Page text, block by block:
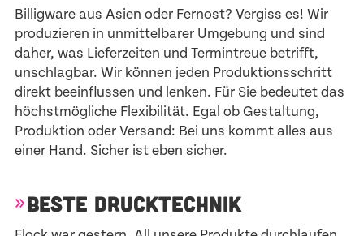
Billigware aus Asien oder Fernost? Vergiss es! Wir
produzieren in unmittelbarer Umgebung und sind
daher, was Lieferzeiten und Termintreue betrifft,
unschlagbar. Wir können jeden Produktionsschritt
direkt beeinflussen und lenken. Für Sie bedeutet das
höchstmögliche Flexibilität. Egal ob Gestaltung,
Produktion oder Versand: Bei uns kommt alles aus
einer Hand. Sicher ist eben sicher.
BESTE DRUCKTECHNIK